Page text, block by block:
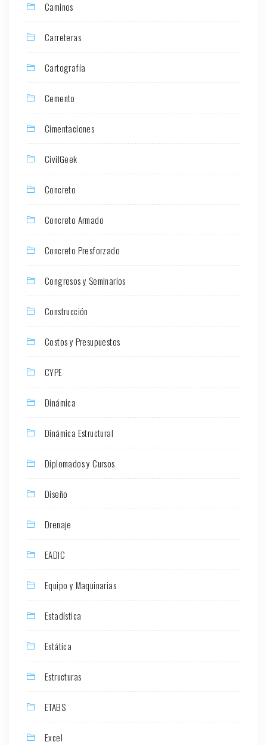
Caminos
Carreteras
Cartografía
Cemento
Cimentaciones
CivilGeek
Concreto
Concreto Armado
Concreto Presforzado
Congresos y Seminarios
Construcción
Costos y Presupuestos
CYPE
Dinámica
Dinámica Estructural
Diplomados y Cursos
Diseño
Drenaje
EADIC
Equipo y Maquinarias
Estadística
Estática
Estructuras
ETABS
Excel